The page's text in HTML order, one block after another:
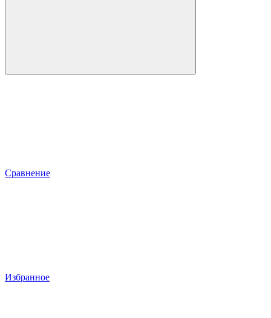
Сравнение
Избранное